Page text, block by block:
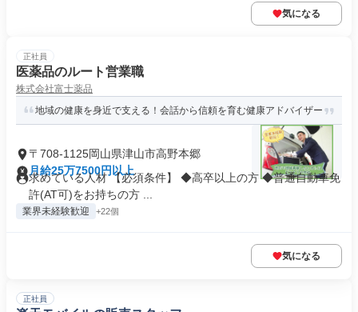
気になる
正社員
医薬品のルート営業職
株式会社富士薬品
地域の健康を身近で支える！会話から信頼を育む健康アドバイザー
〒708-1125岡山県津山市高野本郷
月給25万7500円以上
求めている人材 【必須条件】 ◆高卒以上の方 ◆普通自動車免
許(AT可)をお持ちの方 ...
業界未経験歓迎 +22個
気になる
正社員